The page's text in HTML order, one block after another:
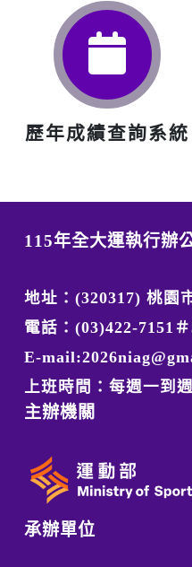
歷年成績查詢系統
115年全大運執行辦
地址：(320317) 桃園
電話：(03)422-7151
E-
上班時間：每週一到
主辦機關
承辦單位